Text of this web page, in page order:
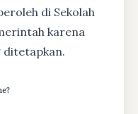
di Sekolah
karena
ditetapkan.